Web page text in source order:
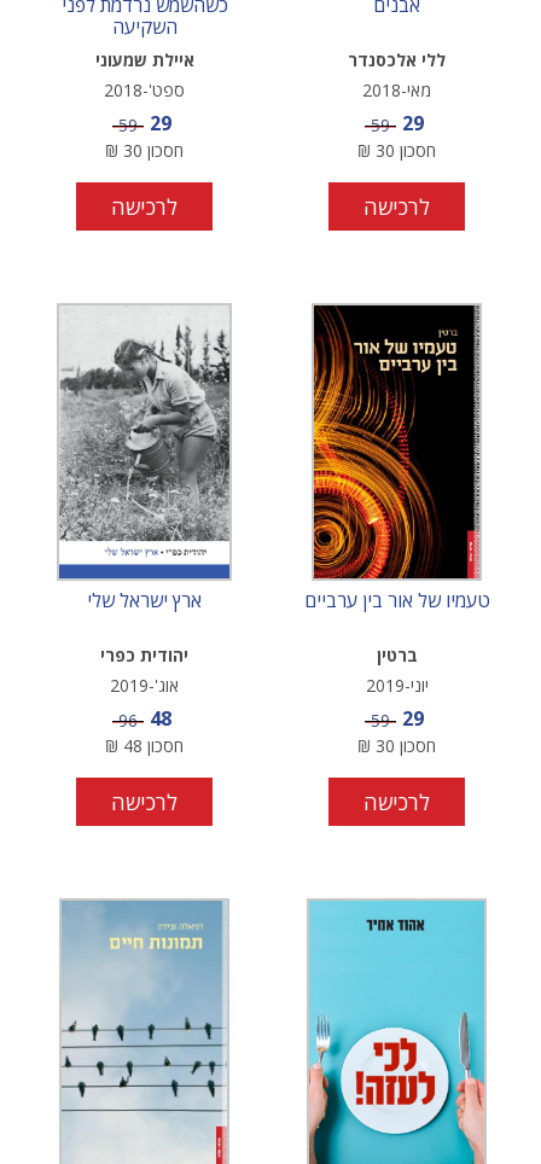
ללי אלכסנדר
מאי-2018
מחיר מבצע
29 מחיר
59
חסכון 30
₪
לרכישה
השקיעה
איילת שמעוני
ספט'-2018
מחיר מבצע
29 מחיר
59
חסכון 30
₪
לרכישה
טעמיו של אור בין ערביים
ברטין
יוני-2019
מחיר מבצע
29 מחיר
59
חסכון 30
₪
לרכישה
ארץ ישראל שלי
יהודית כפרי
אוג'-2019
מחיר מבצע
48 מחיר
96
חסכון 48
₪
לרכישה